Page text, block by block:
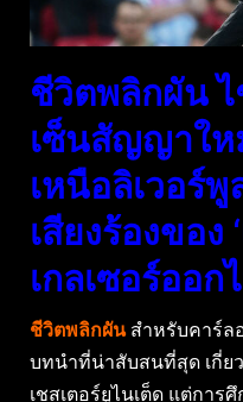
ชีวิตพลิกผัน
เซ็นสัญญาใ
เหนือลิเวอร์
เสียงร้องของ
เกลเซอร์ออกไ
ชีวิตพลิกผันสำหรับคาร์ล
บทนำที่น่าสับสนที่สุด เกี่ย
เชสเตอร์ยูไนเต็ด แต่กา